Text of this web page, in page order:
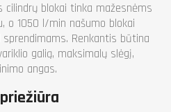
blokai tinka mažesnėms
o 1050 l/min našumo blokai
Renkantis būtina
galią, maksimalų slėgį,
angas.